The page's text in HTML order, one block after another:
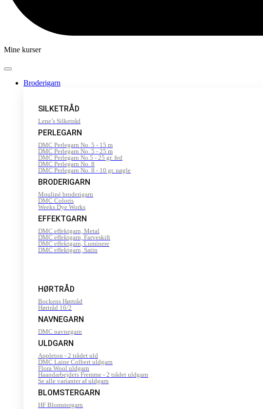
Mine kurser
Broderigarn
SILKETRÅD
Lene’s Silketråd
PERLEGARN
DMC Perlegarn No. 5 - 15 m
DMC Perlegarn No. 5 - 25 m
DMC Perlegarn No.5 - 25 gr. fed
DMC Perlegarn No. 8
DMC Perlegarn No. 8 - 10 gr. nøgle
BRODERIGARN
Mouliné broderigarn
DMC Coloris
Weeks Dye Works
EFFEKTGARN
DMC effektgarn, Metal
DMC effektgarn, Farveskift
DMC effektgarn, Luminere
DMC effektgarn, Satin
HØRTRÅD
Bockens Hørtråd
Hørtråd 16/2
NAVNEGARN
DMC navnegarn
ULDGARN
Appleton - 2 trådet uld
DMC Laine Colbert uldgarn
Flora Wool uldgarn
Haandarbejdets Fremme - 2 trådet uldgarn
Se alle varianter af uldgarn
BLOMSTERGARN
HF Blomstergarn